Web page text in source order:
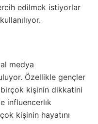
edilmek istiyorlar
medya
Özellikle gençler
birçok kişinin dikkatini
influencerlık
kişinin hayatını